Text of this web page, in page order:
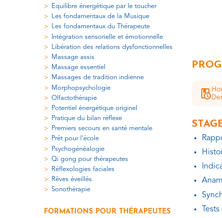
Equilibre énergétique par le toucher
Les fondamentaux de la Musique
Les fondamentaux du Thérapeute
Intégration sensorielle et émotionnelle
Libération des relations dysfonctionnelles
Massage assis
Massage essentiel
Massages de tradition indienne
Morphopsychologie
Olfactothérapie
Potentiel énergétique originel
Pratique du bilan réflexe
Premiers secours en santé mentale
Prêt pour l'école
Psychogénéalogie
Qi gong pour thérapeutes
Réflexologies faciales
Rêves éveillés
Sonothérapie
FORMATIONS POUR THÉRAPEUTES